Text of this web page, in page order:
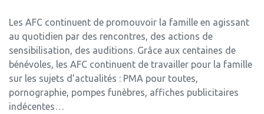
Les AFC continuent de promouvoir la famille en agissant
au quotidien par des rencontres, des actions de
sensibilisation, des auditions. Grâce aux centaines de
bénévoles, les AFC continuent de travailler pour la famille
sur les sujets d’actualités : PMA pour toutes,
pornographie, pompes funèbres, affiches publicitaires
indécentes…